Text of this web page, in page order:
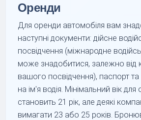
Оренди
Для оренди автомобіля вам
наступні документи: дійсне
посвідчення (міжнародне
може знадобитися, залежно від
вашого посвідчення), паспорт
на ім'я водія. Мінімальний вік
становить 21 рік, але деякі
вимагати 23 або 25 років.